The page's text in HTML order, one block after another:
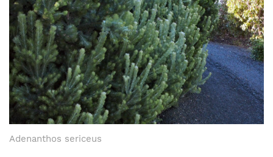
Adenanthos sericeus